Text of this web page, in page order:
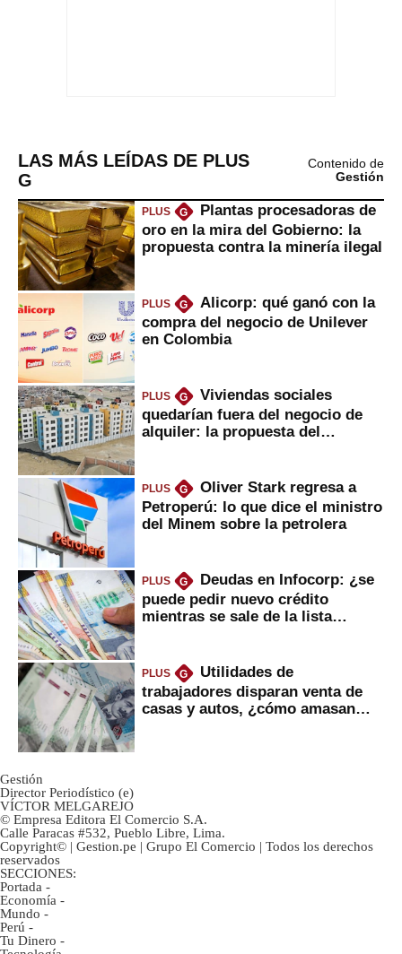
LAS MÁS LEÍDAS DE PLUS
G
Contenido de
Gestión
PLUS G
Plantas procesadoras de
oro en la mira del Gobierno: la
propuesta contra la minería ilegal
PLUS G
Alicorp: qué ganó con la
compra del negocio de Unilever
en Colombia
PLUS G
Viviendas sociales
quedarían fuera del negocio de
alquiler: la propuesta del
PLUS G
Oliver Stark regresa a
Petroperú: lo que dice el ministro
del Minem sobre la petrolera
PLUS G
Deudas en Infocorp: ¿se
puede pedir nuevo crédito
mientras se sale de la lista
PLUS G
Utilidades de
trabajadores disparan venta de
casas y autos, ¿cómo amasan
Gestión
Director Periodístico (e)
VÍCTOR MELGAREJO
© Empresa Editora El Comercio S.A.
Calle Paracas #532, Pueblo Libre, Lima.
Copyright© | Gestion.pe | Grupo El Comercio | Todos los derechos
reservados
SECCIONES:
Portada -
Economía -
Mundo -
Perú -
Tu Dinero -